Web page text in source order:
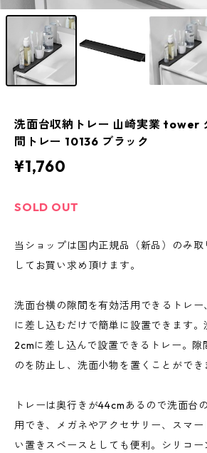
洗面台収納トレー 山崎実業 tower
間トレー 10136 ブラック
¥1,760
SOLD OUT
当ショップは国内正規品（新品）のみ
してお買い求め頂けます。
洗面台横の隙間を有効活用できるトレ
に差し込むだけで簡単に設置できます。
2cmに差し込んで設置できるトレー。隙
のを防止し、洗面小物を置くことができ
トレーは奥行きが44cmあるので洗面台
用でき、メガネやアクセサリー、スマー
い置きスペースとしても便利。シリコ